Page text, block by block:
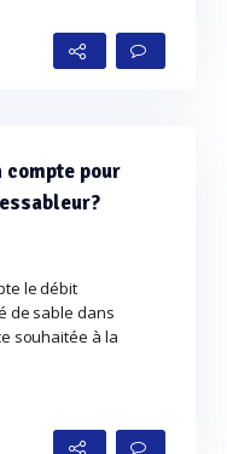
compte pour
le débit
de sable dans
souhaitée à la